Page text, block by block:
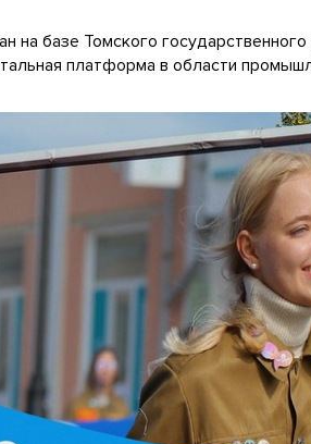
на базе Томского
платформа в области